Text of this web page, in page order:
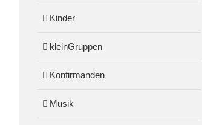
Kinder
kleinGruppen
Konfirmanden
Musik